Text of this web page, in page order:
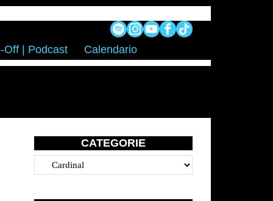
Off | Podcast Calendario
CATEGORIE
Categorie